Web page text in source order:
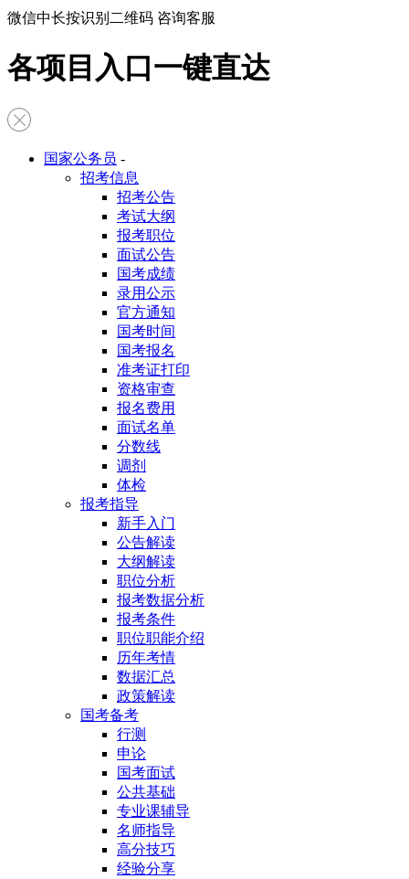
微信中长按识别二维码 咨询客服
各项目入口一键直达
国家公务员 -
招考信息
招考公告
考试大纲
报考职位
面试公告
国考成绩
录用公示
官方通知
国考时间
国考报名
准考证打印
资格审查
报名费用
面试名单
分数线
调剂
体检
报考指导
新手入门
公告解读
大纲解读
职位分析
报考数据分析
报考条件
职位职能介绍
历年考情
数据汇总
政策解读
国考备考
行测
申论
国考面试
公共基础
专业课辅导
名师指导
高分技巧
经验分享